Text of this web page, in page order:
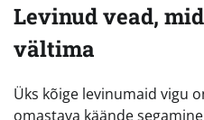
Levinud vead,
vältima
Üks kõige levinumaid vigu
omastava käände